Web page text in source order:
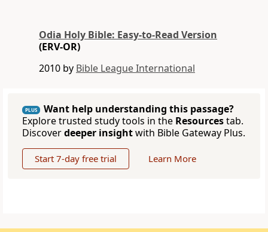
Odia Holy Bible: Easy-to-Read Version
(ERV-OR)
2010 by Bible League International
PLUS
Want help understanding this passage?
Explore trusted study tools in the Resourcestab.
Discoverdeeper insightwith Bible Gateway Plus.
Start 7-day free trial Learn More